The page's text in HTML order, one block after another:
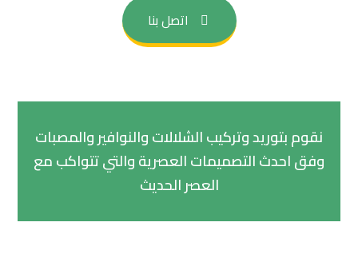
اتصل بنا
نقوم بتوريد وتركيب الشلالات والنوافير والمصبات
وفق احدث التصميمات العصرية والتي تتواكب مع
العصر الحديث